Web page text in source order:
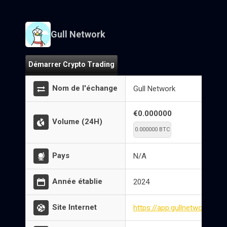
Gull Network
Démarrer Crypto Trading
Nom de l'échange Gull Network
Volume (24H)
€0.000000
0.000000 BTC
Pays N/A
Année établie 2024
Site Internet https://app.gullnetwork.com/